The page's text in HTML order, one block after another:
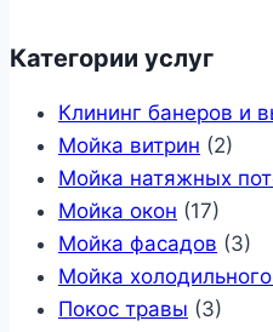
Категории услуг
Клининг банеров и
Мойка витрин (2)
Мойка натяжных
Мойка окон (17)
Мойка фасадов (3)
Мойка
Покос травы (3)